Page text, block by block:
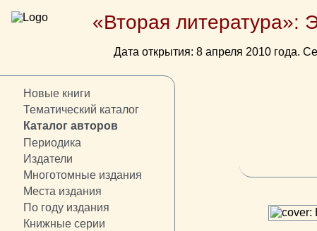
«Вторая литература»:
Дата открытия: 8 апреля 2010 года.
Новые книги
Тематический каталог
Каталог авторов
Периодика
Издатели
Многотомные издания
Места издания
По году издания
Книжные серии